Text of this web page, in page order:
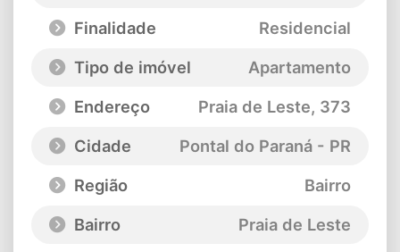
Finalidade
Residencial
Tipo de imóvel
Apartamento
Endereço
Praia de Leste, 373
Cidade
Pontal do Paraná - PR
Região
Bairro
Bairro
Praia de Leste